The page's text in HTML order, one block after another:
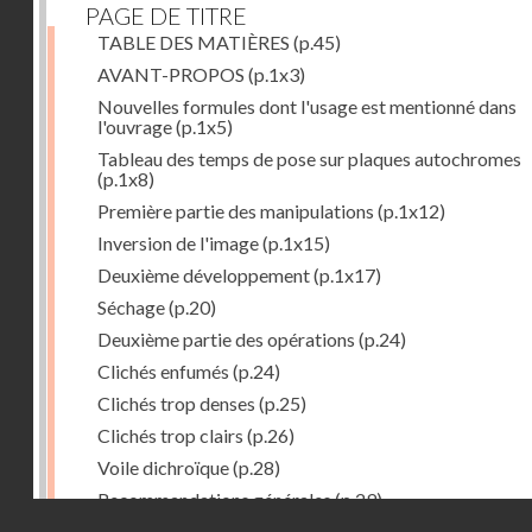
PAGE DE TITRE
TABLE DES MATIÈRES (p.45)
AVANT-PROPOS (p.1x3)
Nouvelles formules dont l'usage est mentionné dans
l'ouvrage(p.1x5)
Tableau des temps de pose sur plaques autochromes
(p.1x8)
Première partie des manipulations (p.1x12)
Inversion de l'image(p.1x15)
Deuxième développement(p.1x17)
Séchage(p.20)
Deuxième partie des opérations (p.24)
Clichés enfumés (p.24)
Clichés trop denses (p.25)
Clichés trop clairs (p.26)
Voile dichroïque(p.28)
Recommandations générales(p.29)